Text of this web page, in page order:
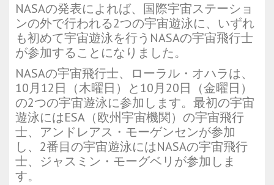
NASAの発表によれば、国際宇宙ステーショ
ンの外で行われる2つの宇宙遊泳に、いずれ
も初めて宇宙遊泳を行うNASAの宇宙飛行士
が参加することになりました。
NASAの宇宙飛行士、ローラル・オハラは、
10月12日（木曜日）と10月20日（金曜日）
の2つの宇宙遊泳に参加します。最初の宇宙
遊泳にはESA（欧州宇宙機関）の宇宙飛行
士、アンドレアス・モーゲンセンが参加
し、2番目の宇宙遊泳にはNASAの宇宙飛行
士、ジャスミン・モーグベリが参加しま
す。